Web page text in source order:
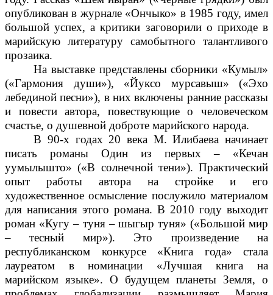
опубликован в журнале «Ончыко» в 1985 году, имел
большой успех, а критики заговорили о приходе в
марийскую литературу самобытного талантливого
прозаика.
На выставке представлены сборники «Кумыл»
(«Гармония души»), «Йуксо мурсавыш» («Эхо
лебединой песни»), в них включены ранние рассказы
и повести автора, повествующие о человеческом
счастье, о душевной доброте марийского народа.
В 90-х годах 20 века М. Илибаева начинает
писать романы Один из первых – «Кечан
уумылышто» («В солнечной тени»). Практический
опыт работы автора на стройке и его
художественное осмысление послужило материалом
для написания этого романа. В 2010 году выходит
роман «Кугу – туня – шыгыр туня» («Большой мир
– тесный мир»). Это произведение на
республиканском конкурсе «Книга года» стала
лауреатом в номинации «Лучшая книга на
марийском языке». О будущем планеты Земля, о